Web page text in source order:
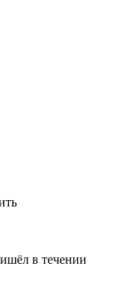
в течении